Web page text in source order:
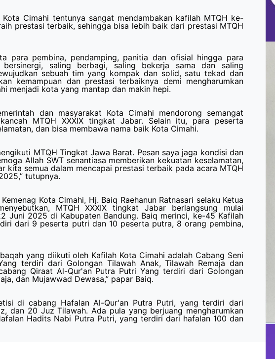
Kota Cimahi tentunya sangat mendambakan kafilah MTQH ke-
prestasi terbaik, sehingga bisa lebih baik dari prestasi MTQH
para pembina, pendamping, panitia dan ofisial hingga para
saling berbagi, saling bekerja sama dan saling
sebuah tim yang kompak dan solid, satu tekad dan
kemampuan dan prestasi terbaiknya demi mengharumkan
menjadi kota yang mantap dan makin hepi.
dan masyarakat Kota Cimahi mendorong semangat
MTQH XXXIX tingkat Jabar. Selain itu, para peserta
dan bisa membawa nama baik Kota Cimahi.
MTQH Tingkat Jawa Barat. Pesan saya jaga kondisi dan
Allah SWT senantiasa memberikan kekuatan keselamatan,
kita semua dalam mencapai prestasi terbaik pada acara MTQH
tutupnya.
Kota Cimahi, Hj. Baiq Raehanun Ratnasari selaku Ketua
MTQH XXXIX tingkat Jabar berlangsung mulai
Juni 2025 di Kabupaten Bandung. Baiq merinci, ke-45 Kafilah
dari 9 peserta putri dan 10 peserta putra, 8 orang pembina,
yang diikuti oleh Kafilah Kota Cimahi adalah Cabang Seni
terdiri dari Golongan Tilawah Anak, Tilawah Remaja dan
Qiraat Al-Qur'an Putra Putri Yang terdiri dari Golongan
dan Mujawwad Dewasa,” papar Baiq.
di cabang Hafalan Al-Qur'an Putra Putri, yang terdiri dari
dan 20 Juz Tilawah. Ada pula yang berjuang mengharumkan
Hadits Nabi Putra Putri, yang terdiri dari hafalan 100 dan